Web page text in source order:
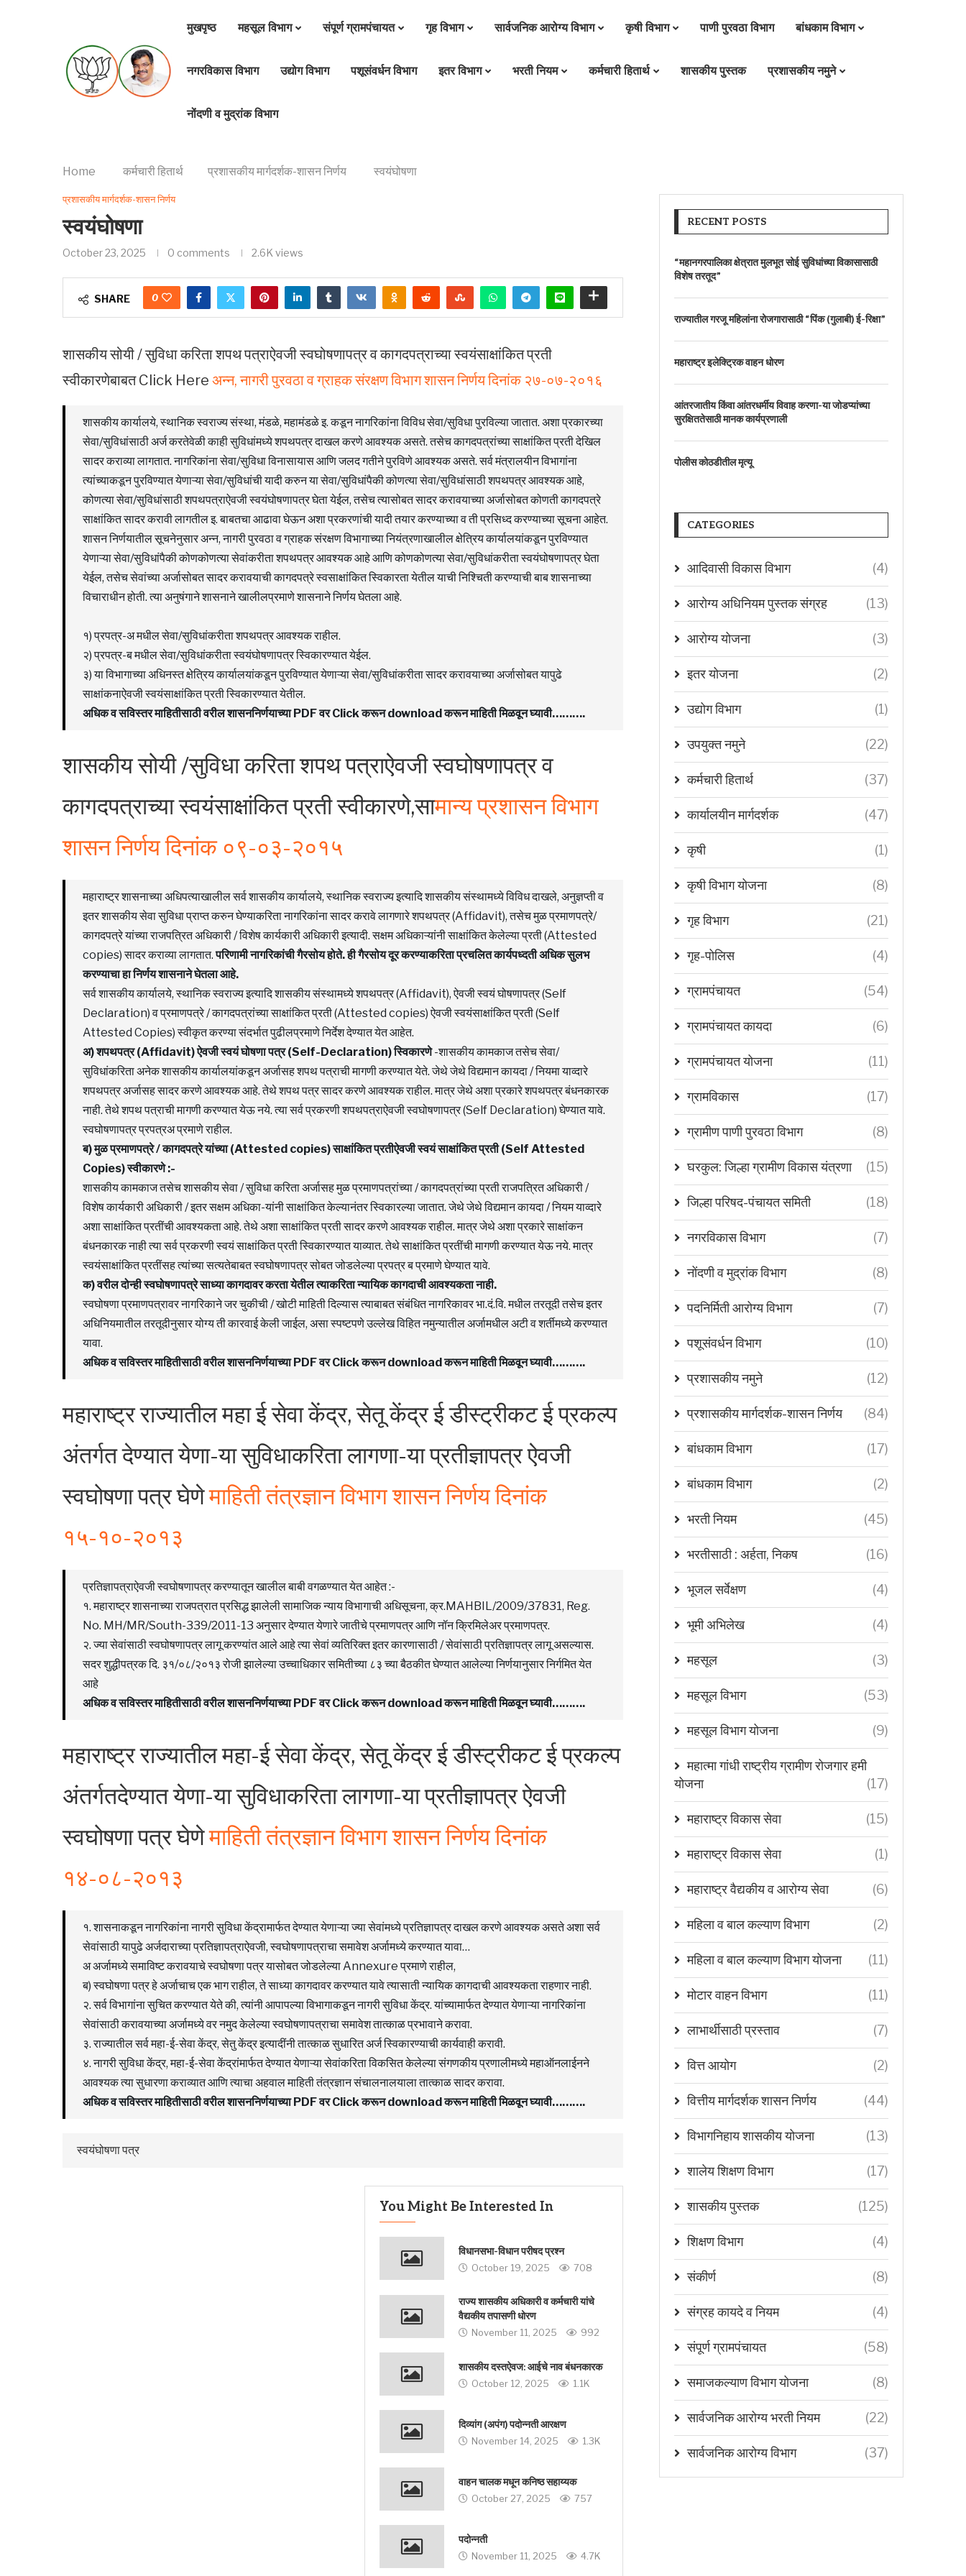
मुखपृष्ठ महसूल विभाग संपूर्ण ग्रामपंचायत गृह विभाग सार्वजनिक आरोग्य विभाग कृषी विभाग पाणी पुरवठा विभाग बांधकाम विभाग
नगरविकास विभाग उद्योग विभाग पशूसंवर्धन विभाग इतर विभाग भरती नियम कर्मचारी हितार्थ शासकीय पुस्तक प्रशासकीय नमुने
नोंदणी व मुद्रांक विभाग
Home कर्मचारी हितार्थ प्रशासकीय मार्गदर्शक-शासन निर्णय स्वयंघोषणा
प्रशासकीय मार्गदर्शक-शासन निर्णय
स्वयंघोषणा
October 23, 2025 0 comments 2.6K views
SHARE 0
शासकीय सोयी / सुविधा करिता शपथ पत्राऐवजी स्वघोषणापत्र व कागदपत्राच्या स्वयंसाक्षांकित प्रती
स्वीकारणेबाबत Click Here अन्न, नागरी पुरवठा व ग्राहक संरक्षण विभाग शासन निर्णय दिनांक २७-०७-२०१६
शासकीय कार्यालये, स्थानिक स्वराज्य संस्था, मंडळे, महामंडळे इ. कडून नागरिकांना विविध सेवा/सुविधा पुरविल्या जातात. अशा प्रकारच्या
सेवा/सुविधांसाठी अर्ज करतेवेळी काही सुविधांमध्ये शपथपत्र दाखल करणे आवश्यक असते. तसेच कागदपत्रांच्या साक्षांकित प्रती देखिल
सादर कराव्या लागतात. नागरिकांना सेवा/सुविधा विनासायास आणि जलद गतीने पुरविणे आवश्यक असते. सर्व मंत्रालयीन विभागांना
त्यांच्याकडून पुरविण्यात येणाऱ्या सेवा/सुविधांची यादी करुन या सेवा/सुविधांपैकी कोणत्या सेवा/सुविधांसाठी शपथपत्र आवश्यक आहे,
कोणत्या सेवा/सुविधांसाठी शपथपत्राऐवजी स्वयंघोषणापत्र घेता येईल, तसेच त्यासोबत सादर करावयाच्या अर्जासोबत कोणती कागदपत्रे
साक्षांकित सादर करावी लागतील इ. बाबतचा आढावा घेऊन अशा प्रकरणांची यादी तयार करण्याच्या व ती प्रसिध्द करण्याच्या सूचना आहेत.
शासन निर्णयातील सूचनेनुसार अन्न, नागरी पुरवठा व ग्राहक संरक्षण विभागाच्या नियंत्रणाखालील क्षेत्रिय कार्यालयांकडून पुरविण्यात
येणाऱ्या सेवा/सुविधांपैकी कोणकोणत्या सेवांकरीता शपथपत्र आवश्यक आहे आणि कोणकोणत्या सेवा/सुविधांकरीता स्वयंघोषणापत्र घेता
येईल, तसेच सेवांच्या अर्जासोबत सादर करावयाची कागदपत्रे स्वसाक्षांकित स्विकारता येतील याची निश्चिती करण्याची बाब शासनाच्या
विचाराधीन होती. त्या अनुषंगाने शासनाने खालीलप्रमाणे शासनाने निर्णय घेतला आहे.
१) प्रपत्र-अ मधील सेवा/सुविधांकरीता शपथपत्र आवश्यक राहील.
२) प्रपत्र-ब मधील सेवा/सुविधांकरीता स्वयंघोषणापत्र स्विकारण्यात येईल.
३) या विभागाच्या अधिनस्त क्षेत्रिय कार्यालयांकडून पुरविण्यात येणाऱ्या सेवा/सुविधांकरीता सादर करावयाच्या अर्जासोबत यापुढे
साक्षांकनाऐवजी स्वयंसाक्षांकित प्रती स्विकारण्यात येतील.
अधिक व सविस्तर माहितीसाठी वरील शासननिर्णयाच्या PDF वर Click करून download करून माहिती मिळवून घ्यावी……….
शासकीय सोयी /सुविधा करिता शपथ पत्राऐवजी स्वघोषणापत्र व
कागदपत्राच्या स्वयंसाक्षांकित प्रती स्वीकारणे,सामान्य प्रशासन विभाग
शासन निर्णय दिनांक ०९-०३-२०१५
महाराष्ट्र शासनाच्या अधिपत्याखालील सर्व शासकीय कार्यालये, स्थानिक स्वराज्य इत्यादि शासकीय संस्थामध्ये विविध दाखले, अनुज्ञप्ती व
इतर शासकीय सेवा सुविधा प्राप्त करुन घेण्याकरिता नागरिकांना सादर करावे लागणारे शपथपत्र (Affidavit), तसेच मुळ प्रमाणपत्रे/
कागदपत्रे यांच्या राजपत्रित अधिकारी / विशेष कार्यकारी अधिकारी इत्यादी. सक्षम अधिकाऱ्यांनी साक्षांकित केलेल्या प्रती (Attested
copies) सादर कराव्या लागतात.परिणामी नागरिकांची गैरसोय होते. ही गैरसोय दूर करण्याकरिता प्रचलित कार्यपध्दती अधिक सुलभ
करण्याचा हा निर्णय शासनाने घेतला आहे.
सर्व शासकीय कार्यालये, स्थानिक स्वराज्य इत्यादि शासकीय संस्थामध्ये शपथपत्र (Affidavit), ऐवजी स्वयं घोषणापत्र (Self
Declaration) व प्रमाणपत्रे / कागदपत्रांच्या साक्षांकित प्रती (Attested copies) ऐवजी स्वयंसाक्षांकित प्रती (Self
Attested Copies) स्वीकृत करण्या संदर्भात पुढीलप्रमाणे निर्देश देण्यात येत आहेत.
अ) शपथपत्र (Affidavit) ऐवजी स्वयं घोषणा पत्र (Self-Declaration) स्विकारणे-शासकीय कामकाज तसेच सेवा/
सुविधांकरिता अनेक शासकीय कार्यालयांकडून अर्जासह शपथ पत्राची मागणी करण्यात येते. जेथे जेथे विद्यमान कायदा / नियमा याव्दारे
शपथपत्र अर्जासह सादर करणे आवश्यक आहे. तेथे शपथ पत्र सादर करणे आवश्यक राहील. मात्र जेथे अशा प्रकारे शपथपत्र बंधनकारक
नाही. तेथे शपथ पत्राची मागणी करण्यात येऊ नये. त्या सर्व प्रकरणी शपथपत्राऐवजी स्वघोषणापत्र (Self Declaration) घेण्यात यावे.
स्वघोषणापत्र प्रपत्रअ प्रमाणे राहील.
ब) मुळ प्रमाणपत्रे / कागदपत्रे यांच्या (Attested copies) साक्षांकित प्रतीऐवजी स्वयं साक्षांकित प्रती (Self Attested
Copies) स्वीकारणे :-
शासकीय कामकाज तसेच शासकीय सेवा / सुविधा करिता अर्जासह मुळ प्रमाणपत्रांच्या / कागदपत्रांच्या प्रती राजपत्रित अधिकारी /
विशेष कार्यकारी अधिकारी / इतर सक्षम अधिका-यांनी साक्षांकित केल्यानंतर स्विकारल्या जातात. जेथे जेथे विद्यमान कायदा / नियम याव्दारे
अशा साक्षांकित प्रतींची आवश्यकता आहे. तेथे अशा साक्षांकित प्रती सादर करणे आवश्यक राहील. मात्र जेथे अशा प्रकारे साक्षांकन
बंधनकारक नाही त्या सर्व प्रकरणी स्वयं साक्षांकित प्रती स्विकारण्यात याव्यात. तेथे साक्षांकित प्रतींची मागणी करण्यात येऊ नये. मात्र
स्वयंसाक्षांकित प्रतींसह त्यांच्या सत्यतेबाबत स्वघोषणापत्र सोबत जोडलेल्या प्रपत्र ब प्रमाणे घेण्यात यावे.
क) वरील दोन्ही स्वघोषणापत्रे साध्या कागदावर करता येतील त्याकरिता न्यायिक कागदाची आवश्यकता नाही.
स्वघोषणा प्रमाणपत्रावर नागरिकाने जर चुकीची / खोटी माहिती दिल्यास त्याबाबत संबंधित नागरिकावर भा.दं.वि. मधील तरतूदी तसेच इतर
अधिनियमातील तरतूदीनुसार योग्य ती कारवाई केली जाईल, असा स्पष्टपणे उल्लेख विहित नमुन्यातील अर्जामधील अटी व शर्तीमध्ये करण्यात
यावा.
अधिक व सविस्तर माहितीसाठी वरील शासननिर्णयाच्या PDF वर Click करून download करून माहिती मिळवून घ्यावी……….
महाराष्ट्र राज्यातील महा ई सेवा केंद्र, सेतू केंद्र ई डीस्ट्रीकट ई प्रकल्प
अंतर्गत देण्यात येणा-या सुविधाकरिता लागणा-या प्रतीज्ञापत्र ऐवजी
स्वघोषणा पत्र घेणेमाहिती तंत्रज्ञान विभाग शासन निर्णय दिनांक
१५-१०-२०१३
प्रतिज्ञापत्राऐवजी स्वघोषणापत्र करण्यातून खालील बाबी वगळण्यात येत आहेत :-
१. महाराष्ट्र शासनाच्या राजपत्रात प्रसिद्ध झालेली सामाजिक न्याय विभागाची अधिसूचना, क्र.MAHBIL/2009/37831, Reg.
No. MH/MR/South-339/2011-13 अनुसार देण्यात येणारे जातीचे प्रमाणपत्र आणि नॉन क्रिमिलेअर प्रमाणपत्र.
२. ज्या सेवांसाठी स्वघोषणापत्र लागू करण्यांत आले आहे त्या सेवां व्यतिरिक्त इतर कारणासाठी / सेवांसाठी प्रतिज्ञापत्र लागू असल्यास.
सदर शुद्धीपत्रक दि. ३१/०८/२०१३ रोजी झालेल्या उच्चाधिकार समितीच्या ८३ च्या बैठकीत घेण्यात आलेल्या निर्णयानुसार निर्गमित येत
आहे
अधिक व सविस्तर माहितीसाठी वरील शासननिर्णयाच्या PDF वर Click करून download करून माहिती मिळवून घ्यावी……….
महाराष्ट्र राज्यातील महा-ई सेवा केंद्र, सेतू केंद्र ई डीस्ट्रीकट ई प्रकल्प
अंतर्गतदेण्यात येणा-या सुविधाकरिता लागणा-या प्रतीज्ञापत्र ऐवजी
स्वघोषणा पत्र घेणेमाहिती तंत्रज्ञान विभाग शासन निर्णय दिनांक
१४-०८-२०१३
१. शासनाकडून नागरिकांना नागरी सुविधा केंद्रामार्फत देण्यात येणाऱ्या ज्या सेवांमध्ये प्रतिज्ञापत्र दाखल करणे आवश्यक असते अशा सर्व
सेवांसाठी यापुढे अर्जदाराच्या प्रतिज्ञापत्राऐवजी, स्वघोषणापत्राचा समावेश अर्जामध्ये करण्यात यावा…
अ अर्जामध्ये समाविष्ट करावयाचे स्वघोषणा पत्र यासोबत जोडलेल्या Annexure प्रमाणे राहील,
ब) स्वघोषणा पत्र हे अर्जाचाच एक भाग राहील, ते साध्या कागदावर करण्यात यावे त्यासाती न्यायिक कागदाची आवश्यकता राहणार नाही.
२. सर्व विभागांना सुचित करण्यात येते की, त्यांनी आपापल्या विभागाकडून नागरी सुविधा केंद्र. यांच्यामार्फत देण्यात येणाऱ्या नागरिकांना
सेवांसाठी करावयाच्या अर्जामध्ये वर नमुद केलेल्या स्वघोषणापत्राचा समावेश तात्काळ प्रभावाने करावा.
३. राज्यातील सर्व महा-ई-सेवा केंद्र, सेतु केंद्र इत्यादींनी तात्काळ सुधारित अर्ज स्विकारण्याची कार्यवाही करावी.
४. नागरी सुविधा केंद्र, महा-ई-सेवा केंद्रांमार्फत देण्यात येणाऱ्या सेवांकरिता विकसित केलेल्या संगणकीय प्रणालीमध्ये महाऑनलाईनने
आवश्यक त्या सुधारणा कराव्यात आणि त्याचा अहवाल माहिती तंत्रज्ञान संचालनालयाला तात्काळ सादर करावा.
अधिक व सविस्तर माहितीसाठी वरील शासननिर्णयाच्या PDF वर Click करून download करून माहिती मिळवून घ्यावी……….
स्वयंघोषणा पत्र
You Might Be Interested In
विधानसभा-विधान परीषद प्रश्‍न
October 19, 2025 708
राज्य शासकीय अधिकारी व कर्मचारी यांचे
वैद्यकीय तपासणी धोरण
November 11, 2025 992
शासकीय दस्तऐवज: आईचे नाव बंधनकारक
October 12, 2025 1.1K
दिव्यांग (अपंग) पदोन्नती आरक्षण
November 14, 2025 1.3K
वाहन चालक मधून कनिष्ठ सहाय्यक
October 27, 2025 757
पदोन्नती
November 11, 2025 4.7K
RECENT POSTS
“महानगरपालिका क्षेत्रात मुलभूत सोई सुविधांच्या विकासासाठी
विशेष तरतूद”
राज्यातील गरजू महिलांना रोजगारासाठी “पिंक (गुलाबी) ई-रिक्षा”
महाराष्ट्र इलेक्ट्रिक वाहन धोरण
आंतरजातीय किंवा आंतरधर्मीय विवाह करणा-या जोडप्यांच्या
सुरक्षिततेसाठी मानक कार्यप्रणाली
पोलीस कोठडीतील मृत्यू
CATEGORIES
आदिवासी विकास विभाग (4)
आरोग्य अधिनियम पुस्तक संग्रह (13)
आरोग्य योजना (3)
इतर योजना (2)
उद्योग विभाग (1)
उपयुक्त नमुने (22)
कर्मचारी हितार्थ (37)
कार्यालयीन मार्गदर्शक (47)
कृषी (1)
कृषी विभाग योजना (8)
गृह विभाग (21)
गृह-पोलिस (4)
ग्रामपंचायत (54)
ग्रामपंचायत कायदा (6)
ग्रामपंचायत योजना (11)
ग्रामविकास (17)
ग्रामीण पाणी पुरवठा विभाग (8)
घरकुल: जिल्हा ग्रामीण विकास यंत्रणा (15)
जिल्हा परिषद-पंचायत समिती (18)
नगरविकास विभाग (7)
नोंदणी व मुद्रांक विभाग (8)
पदनिर्मिती आरोग्य विभाग (7)
पशूसंवर्धन विभाग (10)
प्रशासकीय नमुने (12)
प्रशासकीय मार्गदर्शक-शासन निर्णय (84)
बांधकाम विभाग (17)
बांधकाम विभाग (2)
भरती नियम (45)
भरतीसाठी : अर्हता, निकष (16)
भूजल सर्वेक्षण (4)
भूमी अभिलेख (4)
महसूल (3)
महसूल विभाग (53)
महसूल विभाग योजना (9)
महात्मा गांधी राष्ट्रीय ग्रामीण रोजगार हमी
योजना
(17)
महाराष्ट्र विकास सेवा (15)
महाराष्ट्र विकास सेवा (1)
महाराष्ट्र वैद्यकीय व आरोग्य सेवा (6)
महिला व बाल कल्याण विभाग (2)
महिला व बाल कल्याण विभाग योजना (11)
मोटार वाहन विभाग (11)
लाभार्थीसाठी प्रस्ताव (7)
वित्त आयोग (2)
वित्तीय मार्गदर्शक शासन निर्णय (44)
विभागनिहाय शासकीय योजना (13)
शालेय शिक्षण विभाग (17)
शासकीय पुस्तक (125)
शिक्षण विभाग (4)
संकीर्ण (8)
संग्रह कायदे व नियम (4)
संपूर्ण ग्रामपंचायत (58)
समाजकल्याण विभाग योजना (8)
सार्वजनिक आरोग्य भरती नियम (22)
सार्वजनिक आरोग्य विभाग (37)